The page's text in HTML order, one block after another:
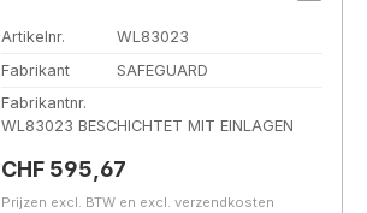
Artikelnr.
WL83023
Fabrikant
SAFEGUARD
Fabrikantnr.
WL83023 BESCHICHTET MIT EINLAGEN
Normale prijs:
CHF 595,67
Prijzen excl. BTW en excl. verzendkosten